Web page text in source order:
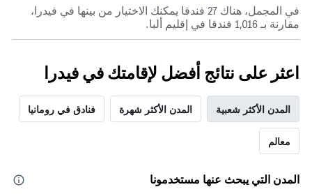
في المجمل، هناك 27 فندقا يمكنك الاختيار من بينها في فيدرا،
مقارنة بـ 1,016 فندقا في إقليم ألبا.
اعثر على نتائج أفضل لإقامتك في فيدرا
المدن الأكثر شعبية المدن الأكثر شهرة فنادق في رومانيا
معالم
المدن التي يبحث عنها مستخدمونا